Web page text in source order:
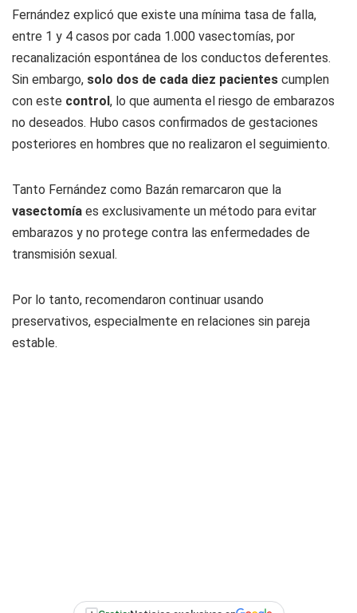
Fernández explicó que existe una mínima tasa de falla,
entre 1 y 4 casos por cada 1.000 vasectomías, por
recanalización espontánea de los conductos deferentes.
Sin embargo, solo dos de cada diez pacientes cumplen
con este control , lo que aumenta el riesgo de embarazos
no deseados. Hubo casos confirmados de gestaciones
posteriores en hombres que no realizaron el seguimiento.
Tanto Fernández como Bazán remarcaron que la
vasectomía es exclusivamente un método para evitar
embarazos y no protege contra las enfermedades de
transmisión sexual.
Por lo tanto, recomendaron continuar usando
preservativos, especialmente en relaciones sin pareja
estable.